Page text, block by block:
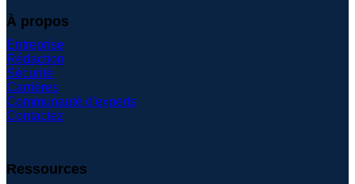
À propos
Entreprise
Rédaction
Sécurité
Carrières
Communauté d'experts
Contactez
Ressources